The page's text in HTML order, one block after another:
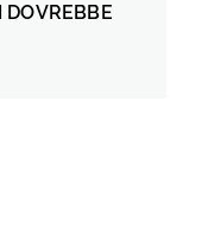
DOVREBBE